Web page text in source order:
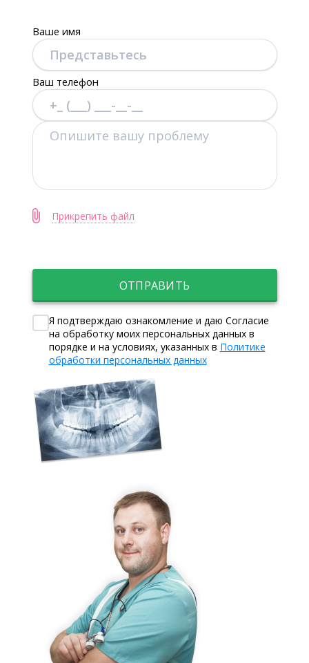
Ваше имя
Ваш телефон
Прикрепить файл
ОТПРАВИТЬ
Я подтверждаю ознакомление и даю Согласие
на обработку моих персональных данных в
порядке и на условиях, указанных в Политике
обработки персональных данных